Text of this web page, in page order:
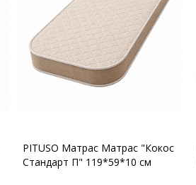
PITUSO Матрас Матрас "Кокос
Стандарт П" 119*59*10 см